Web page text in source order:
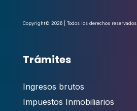
Copyright© 2026 | Todos los derechos reservados.
Trámites
Ingresos brutos
Impuestos Inmobiliarios